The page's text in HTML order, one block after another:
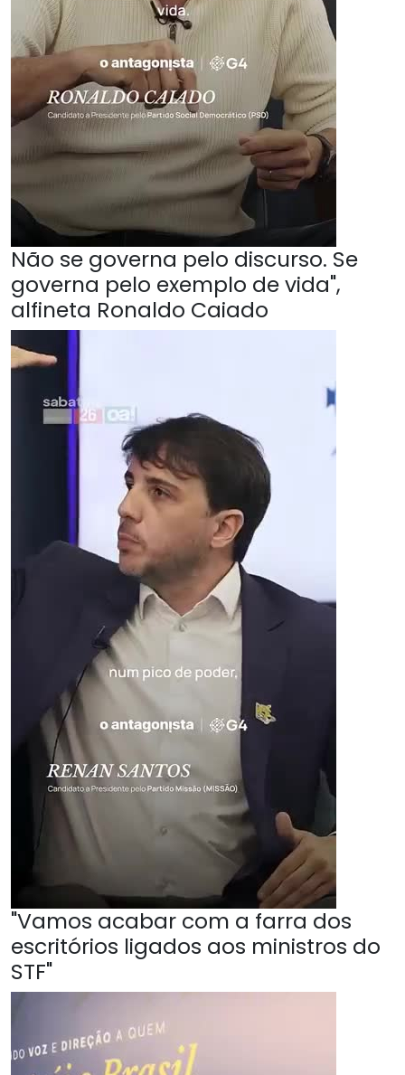
Não se governa pelo discurso. Se
governa pelo exemplo de vida",
alfineta Ronaldo Caiado
"Vamos acabar com a farra dos
escritórios ligados aos ministros do
STF"